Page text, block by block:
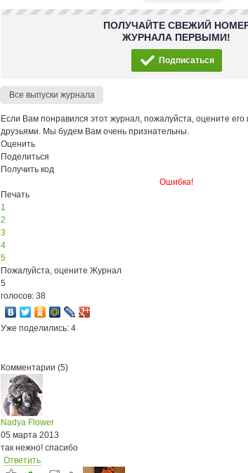
ПОЛУЧАЙТЕ СВЕЖИЙ
ЖУРНАЛА ПЕРВЫМИ!
Подписаться
Все выпуски журнала
Если Вам понравился этот журнал, пожалуйста, оцените
друзьями. Мы будем Вам очень признательны.
Оценить
Поделиться
Получить код
Ошибка!
Печать
1
2
3
4
5
Пожалуйста, оцените Журнал
5
голосов: 38
Уже поделились: 4
Комментарии (5)
Nadya Flower
05 марта 2013
так нежно! спасибо
Ответить